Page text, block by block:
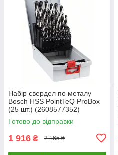
Набір свердел по металу
Bosch HSS PointTeQ ProBox
(25 шт.) (2608577352)
Готово до відправки
1 916 ₴ 2 165 ₴